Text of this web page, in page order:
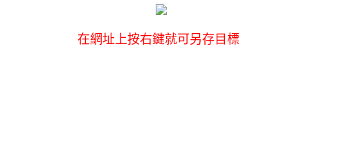
在網址上按右鍵就可另存目標